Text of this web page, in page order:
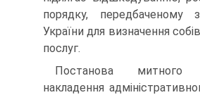
порядку, передбаченому
України для визначення
послуг.
Постанова
накладення